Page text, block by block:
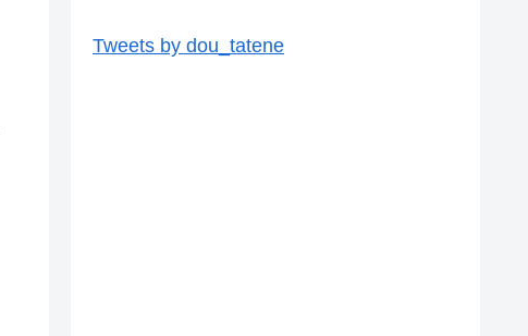
Tweets by dou_tatene